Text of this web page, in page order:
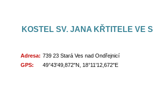
KOSTEL SV. JANA KŘTITELE VE
Adresa: 739 23 Stará Ves nad Ondřejnicí
GPS:
49°43'49,872"N, 18°11'12,672"E